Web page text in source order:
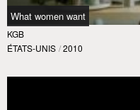
What women want
KGB
ÉTATS-UNIS / 2010